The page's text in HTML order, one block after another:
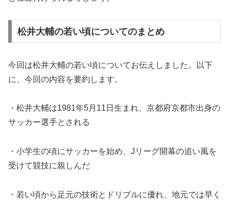
松井大輔の若い頃についてのまとめ
今回は松井大輔の若い頃についてお伝えしました。以下
に、今回の内容を要約します。
・松井大輔は1981年5月11日生まれ、京都府京都市出身の
サッカー選手とされる
・小学生の頃にサッカーを始め、Jリーグ開幕の追い風を
受けて競技に親しんだ
・若い頃から足元の技術とドリブルに優れ、地元では早く